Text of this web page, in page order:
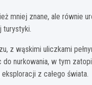
mniej znane, ale równie
turystyki.
z wąskimi uliczkami
nurkowania, w tym
z całego świata.